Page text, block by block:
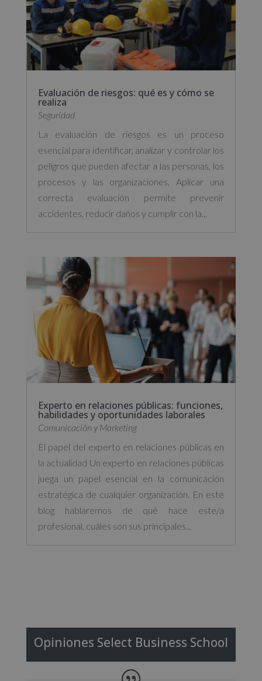
Evaluación de riesgos: qué es y cómo se
realiza
Seguridad
La evaluación de riesgos es un proceso
esencial para identificar, analizar y controlar los
peligros que pueden afectar a las personas, los
procesos y las organizaciones, Aplicar una
correcta evaluación permite prevenir
accidentes, reducir daños y cumplir con la...
Experto en relaciones públicas: funciones,
habilidades y oportunidades laborales
Comunicación y Marketing
El papel del experto en relaciones públicas en
la actualidad Un experto en relaciones públicas
juega un papel esencial en la comunicación
estratégica de cualquier organización. En este
blog hablaremos de qué hace este/a
profesional, cuáles son sus principales...
Opiniones Select Business School